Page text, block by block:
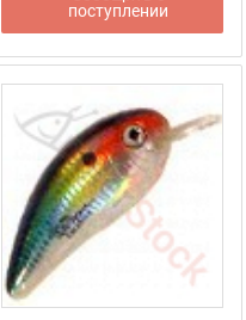
поступлении